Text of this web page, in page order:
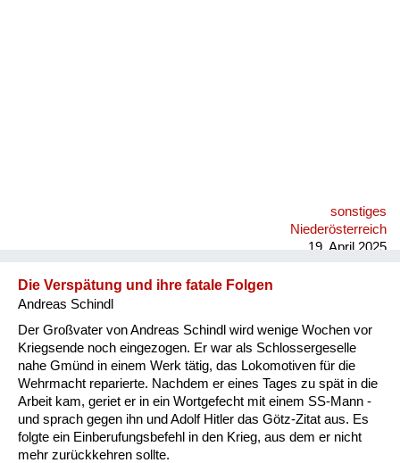
sonstiges
Niederösterreich
19. April 2025
Die Verspätung und ihre fatale Folgen
Andreas Schindl
Der Großvater von Andreas Schindl wird wenige Wochen vor
Kriegsende noch eingezogen. Er war als Schlossergeselle
nahe Gmünd in einem Werk tätig, das Lokomotiven für die
Wehrmacht reparierte. Nachdem er eines Tages zu spät in die
Arbeit kam, geriet er in ein Wortgefecht mit einem SS-Mann -
und sprach gegen ihn und Adolf Hitler das Götz-Zitat aus. Es
folgte ein Einberufungsbefehl in den Krieg, aus dem er nicht
mehr zurückkehren sollte.